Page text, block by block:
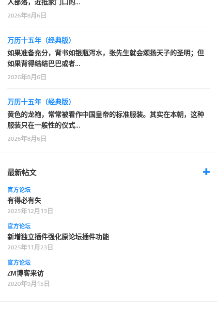
人部落，近抵家门口的…
2026年8月6日
万历十五年（经典版）
如果准备充分，背书如银瓶泻水，张先生就会颂扬天子的圣明；但
如果背得结结巴巴或者…
2026年8月6日
万历十五年（经典版）
黄色的龙袍，常常被看作中国皇帝的标准服装。其实在本朝，这种
服装只在一般性的仪式…
2026年8月6日
最新帖文
官方论坛
有得必有失
2025年12月13日
官方论坛
新增独立插件强化原论坛插件功能
2025年11月23日
官方论坛
ZM博客来访
2020年9月15日